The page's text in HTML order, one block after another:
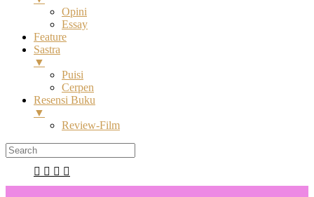
Opini
Essay
Feature
Sastra
▼
Puisi
Cerpen
Resensi Buku
▼
Review-Film